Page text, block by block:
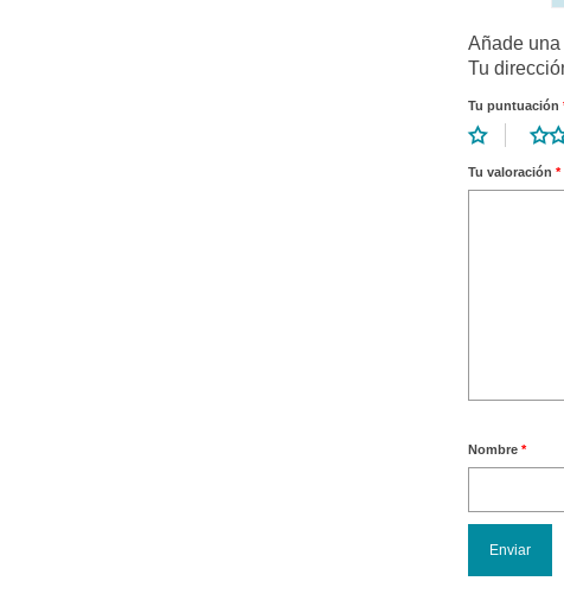
Añade
Tu
Tu puntuación
Tu valoración *
Nombre *